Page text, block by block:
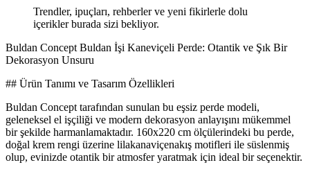
Trendler, ipuçları, rehberler ve yeni fikirlerle dolu
içerikler burada sizi bekliyor.
Buldan Concept Buldan İşi Kaneviçeli Perde: Otantik ve Şık Bir
Dekorasyon Unsuru
## Ürün Tanımı ve Tasarım Özellikleri
Buldan Concept tarafından sunulan bu eşsiz perde modeli,
geleneksel el işçiliği ve modern dekorasyon anlayışını mükemmel
bir şekilde harmanlamaktadır. 160x220 cm ölçülerindeki bu perde,
doğal krem rengi üzerine lilakanaviçenakış motifleri ile süslenmiş
olup, evinizde otantik bir atmosfer yaratmak için ideal bir seçenektir.